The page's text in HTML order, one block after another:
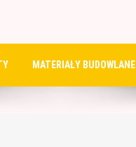
MATERIAŁY BUDOWLANE